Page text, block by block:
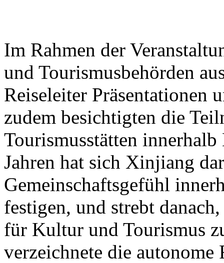
Im Rahmen der
und Tourismusbehörden
Reiseleiter Präsentationen
zudem besichtigten die
Tourismusstätten
Jahren hat sich Xinjiang
Gemeinschaftsgefühl
festigen, und strebt
für Kultur und Tourismus
verzeichnete die